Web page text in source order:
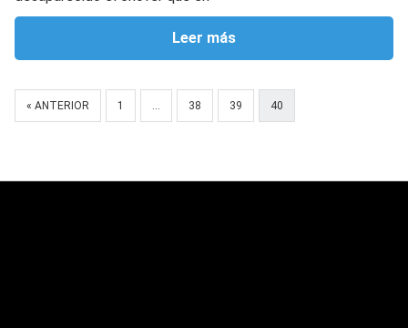
Leer más
« ANTERIOR 1 … 38 39 40